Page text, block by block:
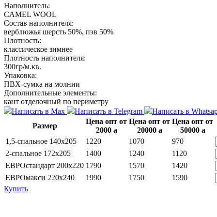
Наполнитель:
CAMEL WOOL
Состав наполнителя:
верблюжья шерсть 50%, пэв 50%
Плотность:
классическое зимнее
Плотность наполнителя:
300гр/м.кв.
Упаковка:
ПВХ-сумка на молнии
Дополнительные элементы:
кант отделочный по периметру
Написать в Max
Написать в Telegram
Написать в
Размер
Цена опт от
2000 a
Цена опт от
20000 a
Цена опт от
50000 a
1,5-спальное 140х205
1220 1070
970
2-спальное 172х205
1400 1240
1120
ЕВРОстандарт 200х220 1790 1570
1420
ЕВРОмакси 220х240
1990 1750
1590
Купить